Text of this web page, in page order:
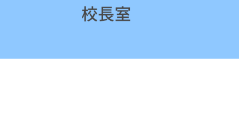
いじめ防止基本方針
図書館たより
臨海実習
分野別説明会
大塚祭 文化の部
校長室